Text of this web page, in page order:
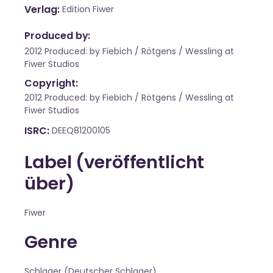
Verlag Edition Fiwer
Produced by:
2012 Produced: by Fiebich / Rötgens / Wessling at
Fiwer Studios
Copyright:
2012 Produced: by Fiebich / Rötgens / Wessling at
Fiwer Studios
ISRC DEEQ81200105
Label (veröffentlicht
über)
Fiwer
Genre